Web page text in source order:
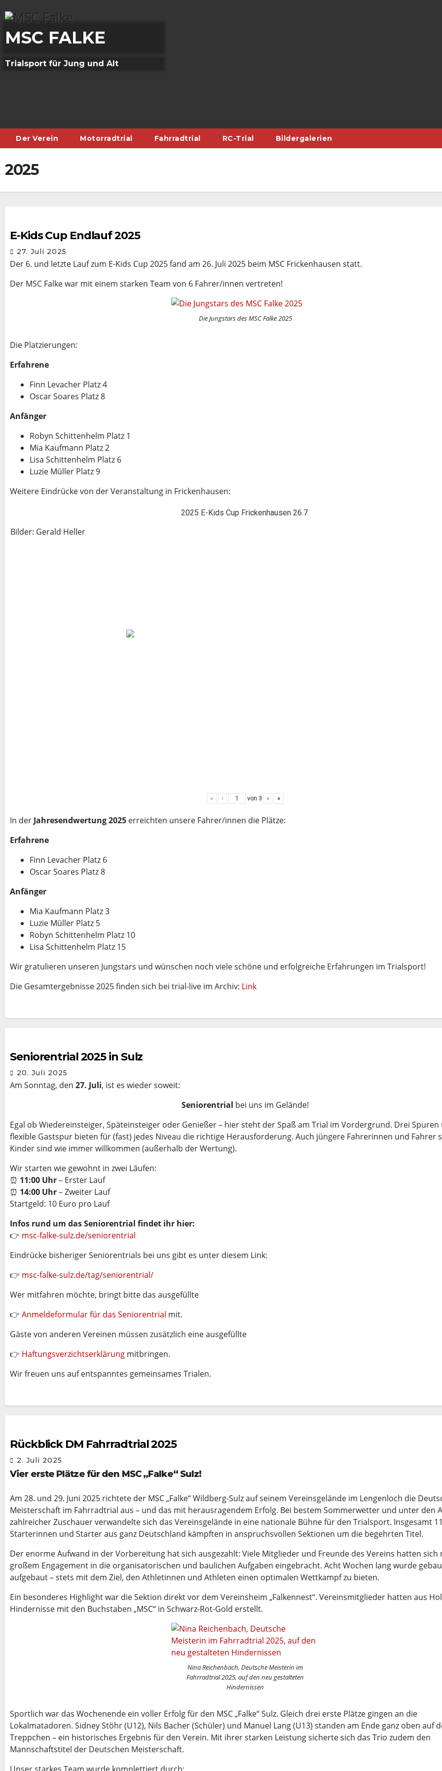
to
content
MSC FALKE
Trialsport für Jung und Alt
Der Verein Motorradtrial Fahrradtrial RC-Trial Bildergalerien
2025
E-Kids Cup Endlauf 2025
27. Juli 2025
Der 6. und letzte Lauf zum E-Kids Cup 2025 fand am 26. Juli 2025 beim MSC Frickenhausen statt.
Der MSC Falke war mit einem starken Team von 6 Fahrer/innen vertreten!
Die Jungstars des MSC Falke 2025
Die Platzierungen:
Erfahrene
Finn Levacher Platz 4
Oscar Soares Platz 8
Anfänger
Robyn Schittenhelm Platz 1
Mia Kaufmann Platz 2
Lisa Schittenhelm Platz 6
Luzie Müller Platz 9
Weitere Eindrücke von der Veranstaltung in Frickenhausen:
2025 E-Kids Cup Frickenhausen 26.7.
Bilder: Gerald Heller
« ‹ von 3 › »
In der Jahresendwertung 2025 erreichten unsere Fahrer/innen die Plätze:
Erfahrene
Finn Levacher Platz 6
Oscar Soares Platz 8
Anfänger
Mia Kaufmann Platz 3
Luzie Müller Platz 5
Robyn Schittenhelm Platz 10
Lisa Schittenhelm Platz 15
Wir gratulieren unseren Jungstars und wünschen noch viele schöne und erfolgreiche Erfahrungen im Trialsport!
Die Gesamtergebnisse 2025 finden sich bei trial-live im Archiv: Link
Seniorentrial 2025 in Sulz
20. Juli 2025
Am Sonntag, den 27. Juli, ist es wieder soweit:
Seniorentrial bei uns im Gelände!
Egal ob Wiedereinsteiger, Späteinsteiger oder Genießer – hier steht der Spaß am Trial im Vordergrund. Drei Spuren
flexible Gastspur bieten für (fast) jedes Niveau die richtige Herausforderung. Auch jüngere Fahrerinnen und Fahrer
Kinder sind wie immer willkommen (außerhalb der Wertung).
Wir starten wie gewohnt in zwei Läufen:
⏰ 11:00 Uhr– Erster Lauf
⏰ 14:00 Uhr– Zweiter Lauf
Startgeld: 10 Euro pro Lauf
Infos rund um das Seniorentrial findet ihr hier:
👉 msc-falke-sulz.de/seniorentrial
Eindrücke bisheriger Seniorentrials bei uns gibt es unter diesem Link:
👉 msc-falke-sulz.de/tag/seniorentrial/
Wer mitfahren möchte, bringt bitte das ausgefüllte
👉 Anmeldeformular für das Seniorentrial mit.
Gäste von anderen Vereinen müssen zusätzlich eine ausgefüllte
👉 Haftungsverzichtserklärung mitbringen.
Wir freuen uns auf entspanntes gemeinsames Trialen.
Rückblick DM Fahrradtrial 2025
2. Juli 2025
Vier erste Plätze für den MSC „Falke“ Sulz!
Am 28. und 29. Juni 2025 richtete der MSC „Falke“ Wildberg-Sulz auf seinem Vereinsgelände im Lengenloch die
Meisterschaft im Fahrradtrial aus – und das mit herausragendem Erfolg. Bei bestem Sommerwetter und unter den
zahlreicher Zuschauer verwandelte sich das Vereinsgelände in eine nationale Bühne für den Trialsport. Insgesamt
Starterinnen und Starter aus ganz Deutschland kämpften in anspruchsvollen Sektionen um die begehrten Titel.
Der enorme Aufwand in der Vorbereitung hat sich ausgezahlt: Viele Mitglieder und Freunde des Vereins hatten sich
großem Engagement in die organisatorischen und baulichen Aufgaben eingebracht. Acht Wochen lang wurde
aufgebaut – stets mit dem Ziel, den Athletinnen und Athleten einen optimalen Wettkampf zu bieten.
Ein besonderes Highlight war die Sektion direkt vor dem Vereinsheim „Falkennest“. Vereinsmitglieder hatten aus
Hindernisse mit den Buchstaben „MSC“ in Schwarz-Rot-Gold erstellt.
Nina Reichenbach, Deutsche Meisterin im
Fahrradtrial 2025, auf den neu gestalteten
Hindernissen
Sportlich war das Wochenende ein voller Erfolg für den MSC „Falke“ Sulz. Gleich drei erste Plätze gingen an die
Lokalmatadoren. Sidney Stöhr (U12), Nils Bacher (Schüler) und Manuel Lang (U13) standen am Ende ganz oben auf
Treppchen – ein historisches Ergebnis für den Verein. Mit ihrer starken Leistung sicherte sich das Trio zudem den
Mannschaftstitel der Deutschen Meisterschaft.